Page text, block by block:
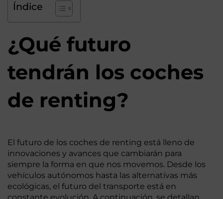
Índice
¿Qué futuro
tendrán los coches
de renting?
El futuro de los coches de renting está lleno de
innovaciones y avances que cambiarán para
siempre la forma en que nos movemos. Desde los
vehículos autónomos hasta las alternativas más
ecológicas, el futuro del transporte está en